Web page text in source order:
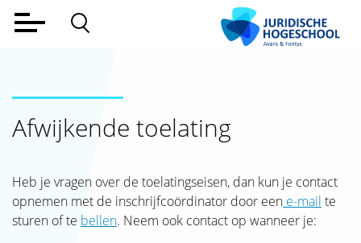
Deeltijd
Alumni
Lectoraat
Afwijkende toelating
Heb je vragen over de toelatingseisen, dan kun je contact
opnemen met de inschrijfcoördinator door een e-mail te
sturen of te bellen. Neem ook contact op wanneer je: